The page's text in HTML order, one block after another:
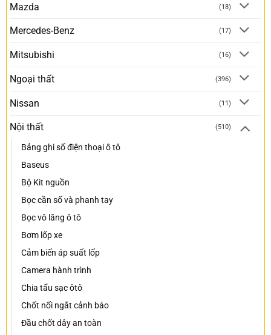
Mazda (18)
Mercedes-Benz (17)
Mitsubishi (16)
Ngoại thất (396)
Nissan (11)
Nội thất (510)
Bảng ghi số điện thoại ô tô
Baseus
Bộ Kit nguồn
Bọc cần số và phanh tay
Bọc vô lăng ô tô
Bơm lốp xe
Cảm biến áp suất lốp
Camera hành trình
Chia tẩu sạc ôtô
Chốt nối ngắt cảnh báo
Đầu chốt dây an toàn